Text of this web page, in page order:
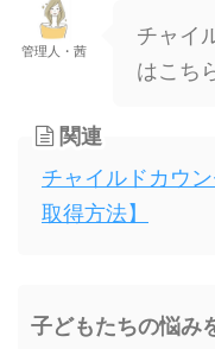
管理人・茜
チャイ
はこち
関連
チャイルドカウ
取得方法】
子どもたちの悩み